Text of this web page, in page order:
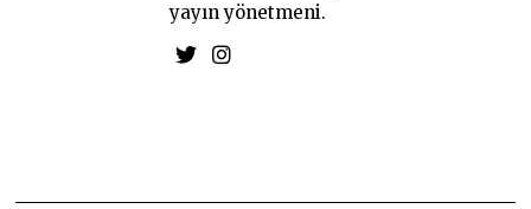
yayın yönetmeni.